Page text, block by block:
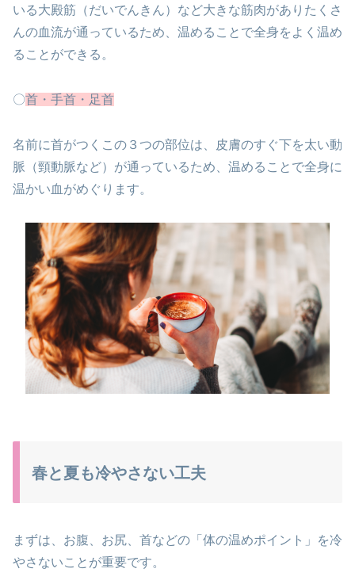
いる大殿筋（だいでんきん）など大きな筋肉がありたくさ
んの血流が通っているため、温めることで全身をよく温め
ることができる。
〇首・手首・足首
名前に首がつくこの３つの部位は、皮膚のすぐ下を太い動
脈（頸動脈など）が通っているため、温めることで全身に
温かい血がめぐります。
春と夏も冷やさない工夫
まずは、お腹、お尻、首などの「体の温めポイント」を冷
やさないことが重要です。